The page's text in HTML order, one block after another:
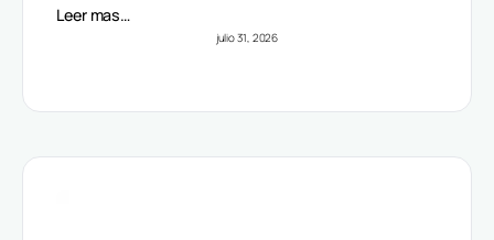
Leer mas…
julio 31, 2026